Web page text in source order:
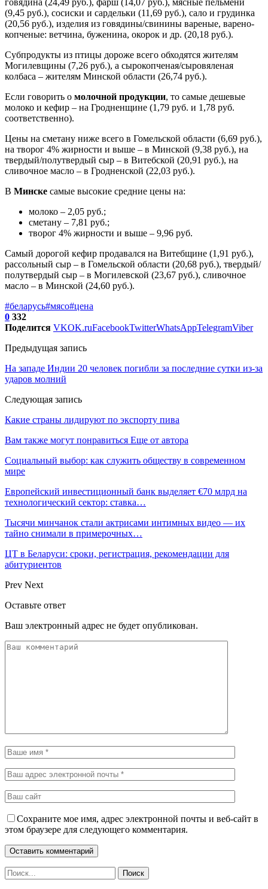
говядина (24,49 руб.), фарш (14,07 руб.), мясные пельмени
(9,45 руб.), сосиски и сардельки (11,69 руб.), сало и грудинка
(20,56 руб.), изделия из говядины/свинины вареные, варено-
копченые: ветчина, буженина, окорок и др. (20,18 руб.).
Субпродукты из птицы дороже всего обходятся жителям
Могилевщины (7,26 руб.), а сырокопченая/сыровяленая
колбаса – жителям Минской области (26,74 руб.).
Если говорить о молочной продукции, то самые дешевые
молоко и кефир – на Гродненщине (1,79 руб. и 1,78 руб.
соответственно).
Цены на сметану ниже всего в Гомельской области (6,69 руб.),
на творог 4% жирности и выше – в Минской (9,38 руб.), на
твердый/полутвердый сыр – в Витебской (20,91 руб.), на
сливочное масло – в Гродненской (22,03 руб.).
В Минске самые высокие средние цены на:
молоко – 2,05 руб.;
сметану – 7,81 руб.;
творог 4% жирности и выше – 9,96 руб.
Самый дорогой кефир продавался на Витебщине (1,91 руб.),
рассольный сыр – в Гомельской области (20,68 руб.), твердый/
полутвердый сыр – в Могилевской (23,67 руб.), сливочное
масло – в Минской (24,60 руб.).
#беларусь#мясо#цена
0 332
Поделится VKOK.ruFacebookTwitterWhatsAppTelegramViber
Предыдущая запись
На западе Индии 20 человек погибли за последние сутки из-за
ударов молний
Следующая запись
Какие страны лидируют по экспорту пива
Вам также могут понравиться Еще от автора
Социальный выбор: как служить обществу в современном
мире
Европейский инвестиционный банк выделяет €70 млрд на
технологический сектор: ставка…
Тысячи минчанок стали актрисами интимных видео — их
тайно снимали в примерочных…
ЦТ в Беларуси: сроки, регистрация, рекомендации для
абитуриентов
Prev Next
Оставьте ответ
Ваш электронный адрес не будет опубликован.
Сохраните мое имя, адрес электронной почты и веб-сайт в
этом браузере для следующего комментария.